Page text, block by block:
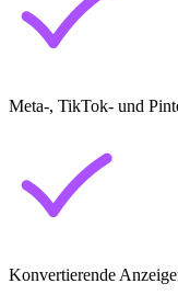
Meta-, TikTok- und
Konvertierende